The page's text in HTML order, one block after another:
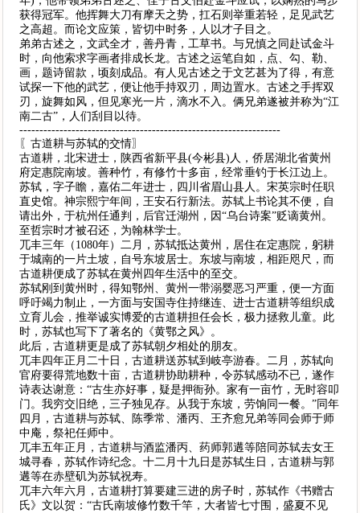
获得冠军。他挥舞大刀有摩天之势，扛石则举重若轻，足见武艺
之高超。而论文应策，皆切中时务，人以才子目之。
弟弟古述之，文武全才，善丹青，工草书。与兄慎之同赴试金斗
时，向他索求字画者排成长龙。古述之运笔自如，点、勾、勒、
画，题诗留款，顷刻成品。有人见古述之于文艺甚为了得，有意
试探一下他的武艺，便让他手持双刃，周边置水。古述之手挥双
刃，旋舞如风，但见寒光一片，滴水不入。俩兄弟遂被并称为“江
南二古”，人们刮目以待。
-----------------------------------------------------------------
〖古道耕与苏轼的交情〗
古道耕，北宋进士，陕西省新平县(今彬县)人，侨居湖北省黄州
府定惠院南坡。善种竹，有修竹十多亩，经常垂钓于长江边上。
苏轼，字子瞻，嘉佑二年进士，四川省眉山县人。宋英宗时任职
直史馆。神宗熙宁年间，王安石行新法。苏轼上书论其不便，自
请出外，于杭州任通判，后官迁湖州，因“乌台诗案”贬谪黄州。
至哲宗时才被召还，为翰林学士。
兀丰三年（1080年）二月，苏轼抵达黄州，居住在定惠院，躬耕
于城南的一片土坡，自号东坡居士。东坡与南坡，相距咫尺，而
古道耕便成了苏轼在黄州四年生活中的至交。
苏轼刚到黄州时，得知鄂州、黄州一带溺婴恶习严重，便一方面
呼吁竭力制止，一方面与安国寺住持继连、进士古道耕等组织成
立育儿会，推举诚实博爱的古道耕担任会长，极力拯救儿童。此
时，苏轼也写下了著名的《黄鄂之风》。
此后，古道耕更是成了苏轼朝夕相处的朋友。
兀丰四年正月二十日，古道耕送苏轼到岐亭游春。二月，苏轼向
官府要得荒地数十亩，古道耕协助耕种，令苏轼感动不已，遂作
诗表达谢意：“古生亦好事，疑是押衙孙。家有一亩竹，无时容叩
门。我穷交旧绝，三子独见存。从我于东坡，劳饷同一餐。”同年
四月，古道耕与苏轼、陈季常、潘丙、王齐愈兄弟等同会师于师
中庵，祭祀任师中。
兀丰五年正月，古道耕与酒监潘丙、药师郭遘等陪同苏轼去女王
城寻春，苏轼作诗纪念。十二月十九日是苏轼生日，古道耕与郭
遘等在赤壁矶为苏轼祝寿。
兀丰六年六月，古道耕打算要建三进的房子时，苏轼作《书赠古
氏》文以贺：“古氏南坡修竹数千竿，大者皆七寸围，盛夏不见